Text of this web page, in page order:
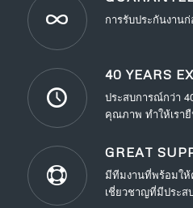
การรับประกันงาน
40 YEARS
ประสบการณ์กว่า
คุณภาพ ทำให้เรา
GREAT
มีทีมงานที่พร้อมให้
เชี่ยวชาญที่มีประส